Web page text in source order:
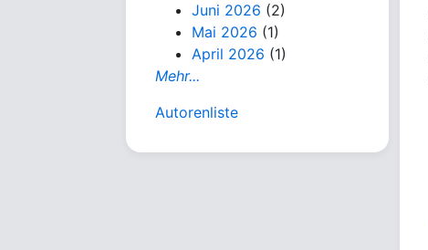
Juni 2026 (2)
Mai 2026 (1)
April 2026 (1)
Mehr...
Autorenliste